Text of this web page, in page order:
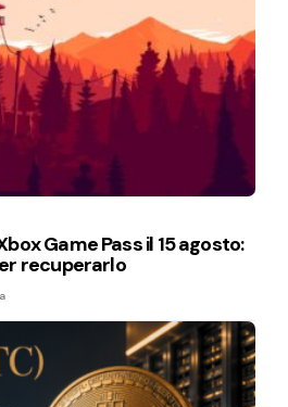
Game Pass il 15 agosto:
recuperarlo